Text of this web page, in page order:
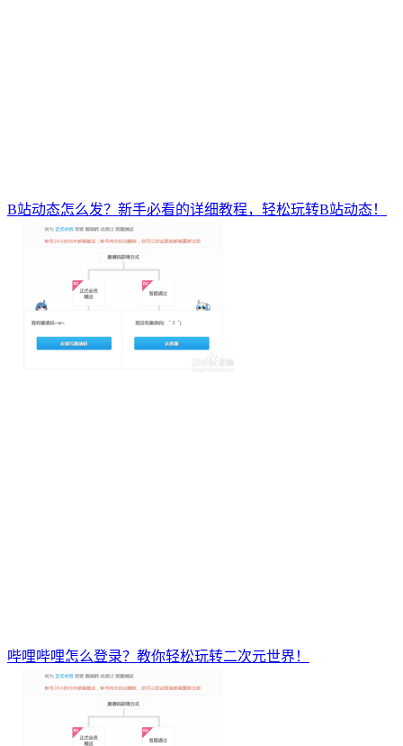
B站动态怎么发？新手必看的详细教程，轻松玩转B站动态！
哔哩哔哩怎么登录？教你轻松玩转二次元世界！